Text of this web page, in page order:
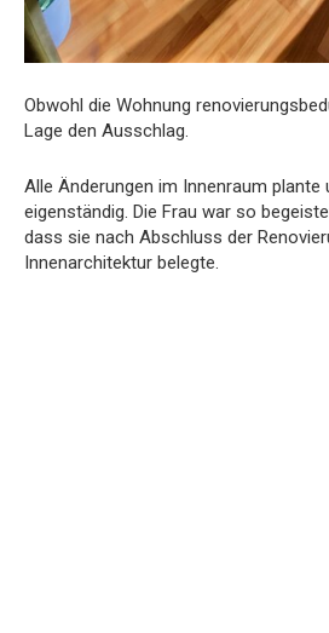
Obwohl die Wohnung
Lage den Ausschlag.
Alle Änderungen im Innenraum plante
eigenständig. Die Frau war so
dass sie nach Abschluss der
Innenarchitektur belegte.